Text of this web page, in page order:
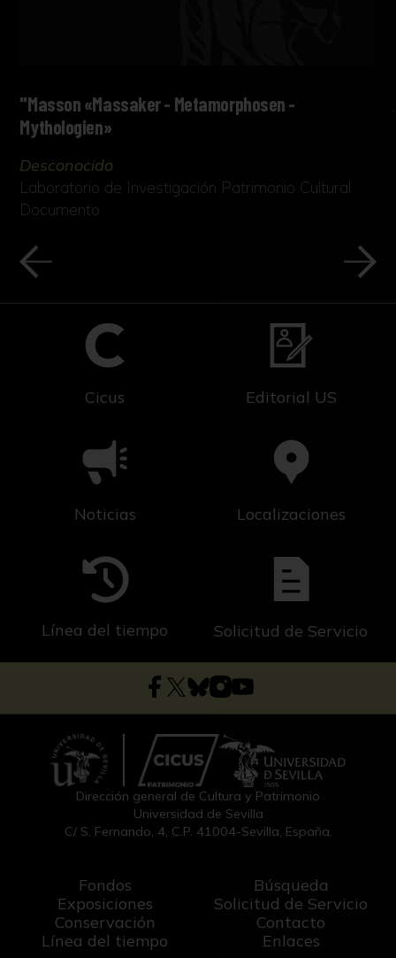
"Masson «Massaker - Metamorphosen -
Mythologien»
Desconocido
Laboratorio de Investigación Patrimonio Cultural
Documento
Cicus Editorial US
Noticias Localizaciones
Línea del tiempo Solicitud de Servicio
Dirección general de Cultura y Patrimonio
Universidad de Sevilla
C/ S. Fernando, 4, C.P. 41004-Sevilla, España.
Fondos
Exposiciones
Conservación
Línea del tiempo
Búsqueda
Solicitud de Servicio
Contacto
Enlaces